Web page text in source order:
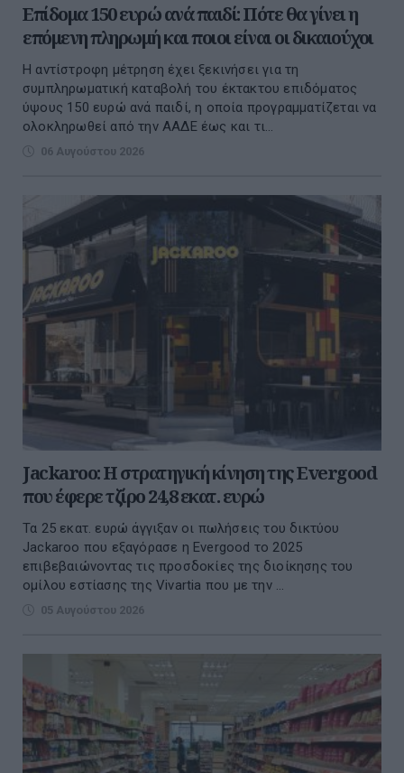
Επίδομα 150 ευρώ ανά παιδί: Πότε θα γίνει η
επόμενη πληρωμή και ποιοι είναι οι δικαιούχοι
Η αντίστροφη μέτρηση έχει ξεκινήσει για τη
συμπληρωματική καταβολή του έκτακτου επιδόματος
ύψους 150 ευρώ ανά παιδί, η οποία προγραμματίζεται να
ολοκληρωθεί από την ΑΑΔΕ έως και τι...
06 Αυγούστου 2026
Jackaroo: Η στρατηγική κίνηση της Evergood
που έφερε τζίρο 24,8 εκατ. ευρώ
Τα 25 εκατ. ευρώ άγγιξαν οι πωλήσεις του δικτύου
Jackaroo που εξαγόρασε η Evergood το 2025
επιβεβαιώνοντας τις προσδοκίες της διοίκησης του
ομίλου εστίασης της Vivartia που με την ...
05 Αυγούστου 2026